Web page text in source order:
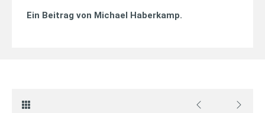
Ein Beitrag von Michael Haberkamp.